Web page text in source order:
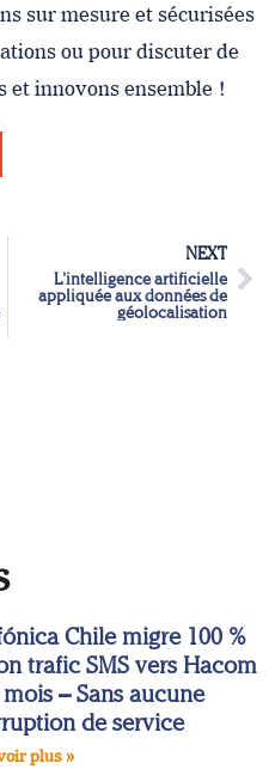
sur mesure et sécurisées
ou pour discuter de
et innovons ensemble !
NEXT
L’intelligence artificielle
appliquée aux données de
géolocalisation
Chile migre 100 %
trafic SMS vers Hacom
– Sans aucune
de service
plus »